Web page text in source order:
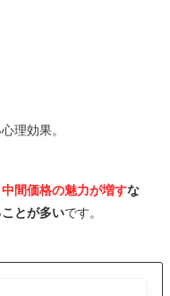
心理効果。
間価格の魅力が増すな
とが多いです。